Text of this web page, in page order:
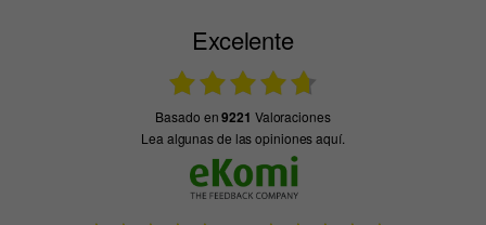
Excelente
basado en9221 Valoraciones
Lea algunas de las opiniones aquí.